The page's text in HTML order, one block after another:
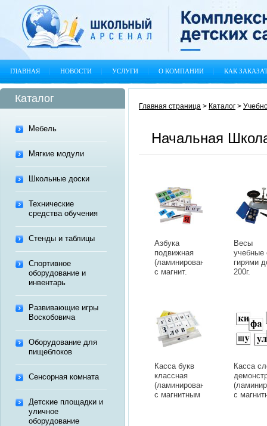
ГЛАВНАЯ НОВОСТИ УСЛУГИ О КОМПАНИИ КАК
Каталог
Мебель
Мягкие модули
Школьные доски
Технические
средства обучения
Стенды и таблицы
Спортивное
оборудование и
инвентарь
Развивающие игры
Воскобовича
Оборудование для
пищеблоков
Сенсорная комната
Детские площадки и
уличное
оборудование
Главная страница > Каталог >
Начальная
Азбука
подвижная
(ламинированная,
с магнит.
Весы
учебные
гирями
200г.
Касса букв
классная
(ламинированная,
с магнитным
Касса
с